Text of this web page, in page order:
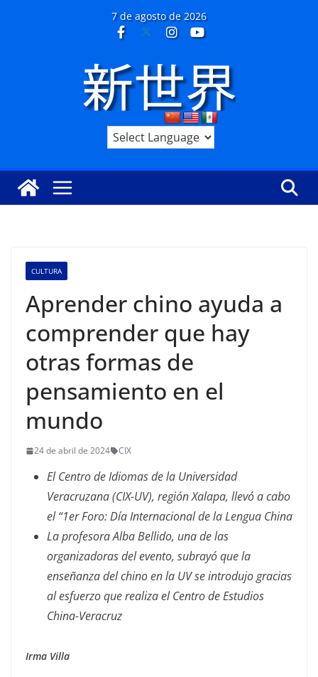
7 de agosto de 2026
CULTURA
Aprender chino ayuda a
comprender que hay
otras formas de
pensamiento en el
mundo
24 de abril de 2024 CIX
El Centro de Idiomas de la Universidad
Veracruzana (CIX-UV), región Xalapa, llevó a cabo
el “1er Foro: Día Internacional de la Lengua China
La profesora Alba Bellido, una de las
organizadoras del evento, subrayó que la
enseñanza del chino en la UV se introdujo gracias
al esfuerzo que realiza el Centro de Estudios
China-Veracruz
Irma Villa